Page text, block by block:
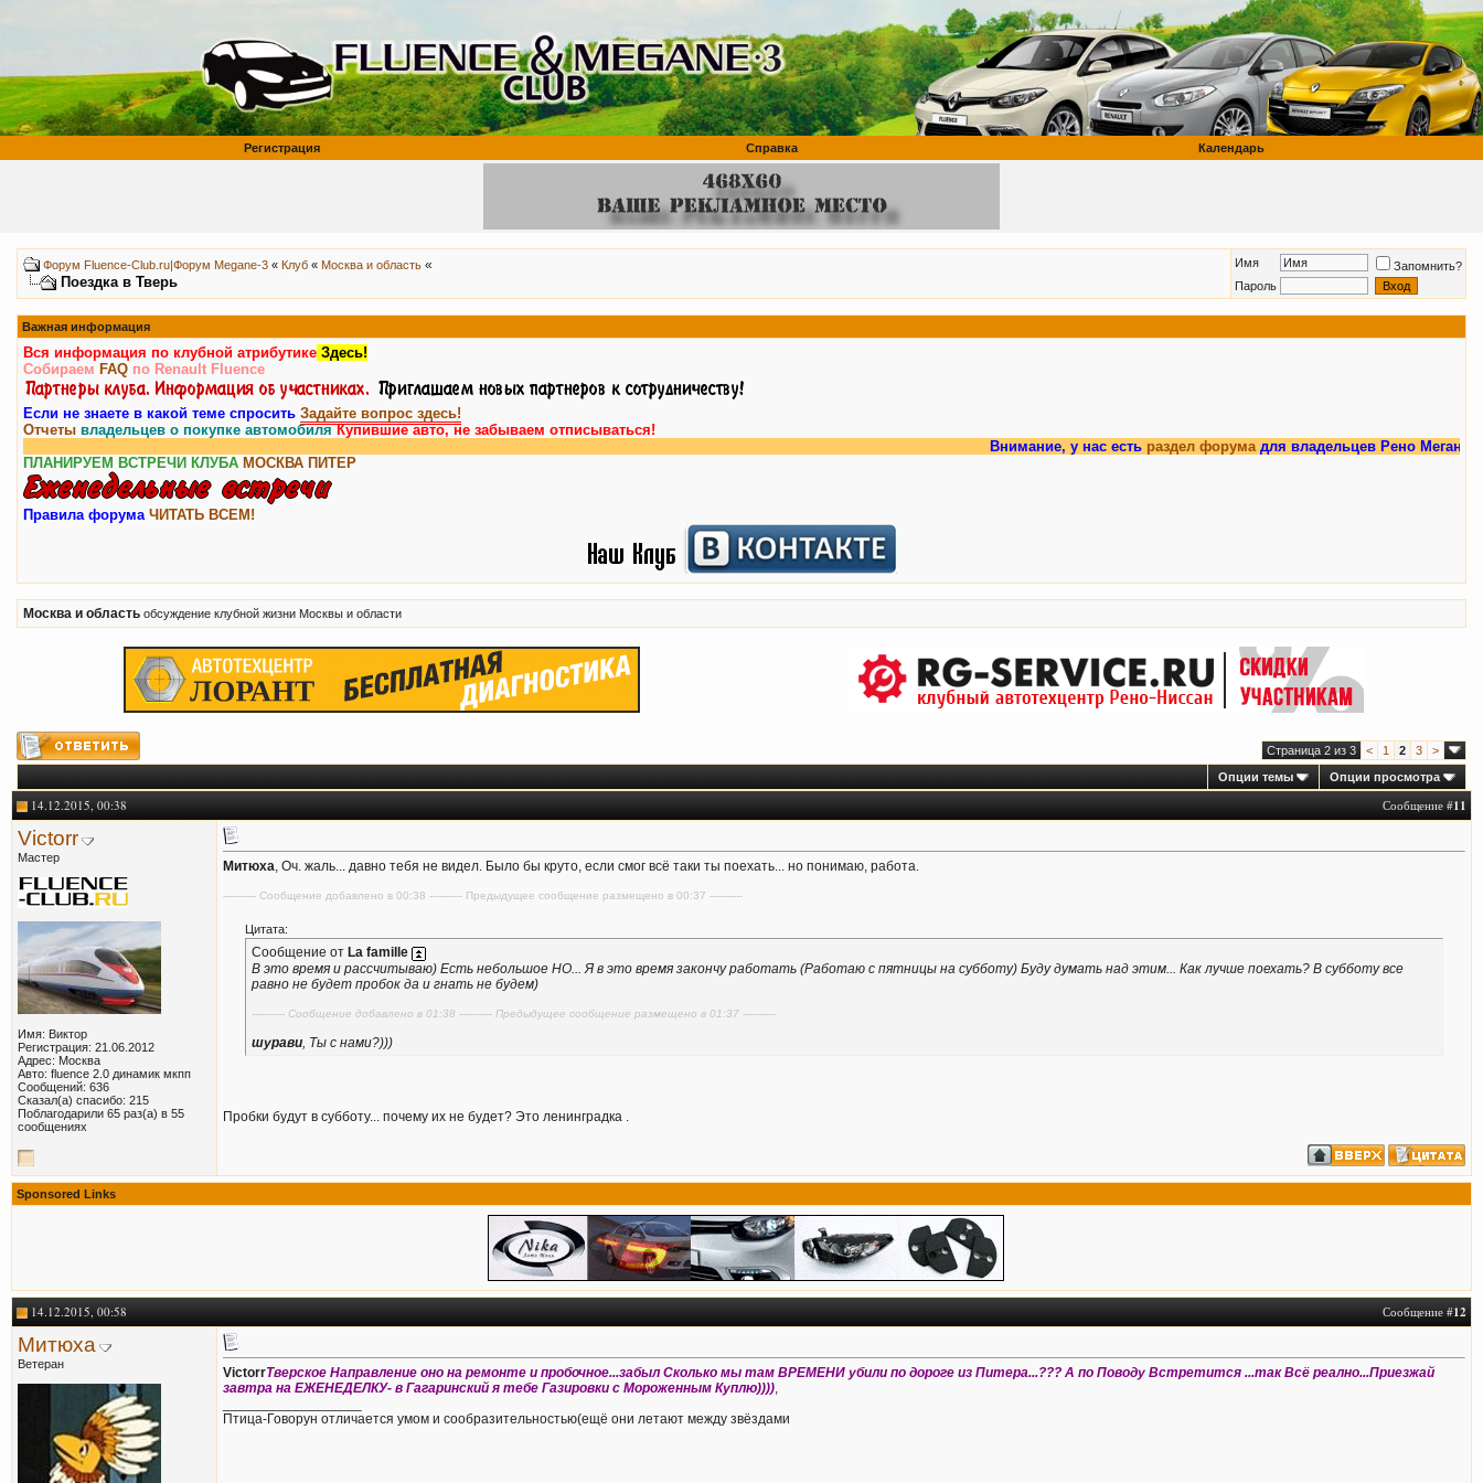
Регистрация Справка Календарь
Форум Fluence-Club.ru|Форум Megane-3 « Клуб « Москва и область «
Поездка в Тверь
Имя
Запомнить?
Пароль
Важная информация
Вся информация по клубной атрибутике Здесь!
Собираем FAQ по Renault Fluence
Если не знаете в какой теме спросить Задайте вопрос здесь!
Отчеты владельцев о покупке автомобиляКупившие авто, не забываем отписываться!
Внимание, у нас есть раздел форумадля владельцев Рено Меган 3.
ПЛАНИРУЕМ ВСТРЕЧИ КЛУБА МОСКВА ПИТЕР
Правила форума ЧИТАТЬ ВСЕМ!
Москва и область обсуждение клубной жизни Москвы и области
Страница 2 из 3 < 1 2 3
>
Опции темы
Опции просмотра
14.12.2015, 00:38 Сообщение #11
Victorr
Мастер
Имя: Виктор
Регистрация: 21.06.2012
Адрес: Москва
Авто: fluence 2.0 динамик мкпп
Сообщений: 636
Сказал(а) спасибо: 215
Поблагодарили 65 раз(а) в 55
сообщениях
Митюха, Оч. жаль... давно тебя не видел. Было бы круто, если смог всё таки ты поехать... но понимаю, работа.
---------- Сообщение добавлено в 00:38 ---------- Предыдущее сообщение размещено в 00:37 ----------
Цитата:
Сообщение от La famille
В это время и рассчитываю) Есть небольшое НО... Я в это время закончу работать (Работаю с пятницы на субботу) Буду думать над этим... Как лучше поехать? В субботу все
равно не будет пробок да и гнать не будем)
---------- Сообщение добавлено в 01:38 ---------- Предыдущее сообщение размещено в 01:37 ----------
шурави , Ты с нами?)))
Пробки будут в субботу... почему их не будет? Это ленинградка .
Sponsored Links
14.12.2015, 00:58 Сообщение #12
Митюха
Ветеран
VictorrТверское Направление оно на ремонте и пробочное...забыл Сколько мы там ВРЕМЕНИ убили по дороге из Питера...??? А по Поводу Встретится ...так Всё реално...Приезжай
завтра на ЕЖЕНЕДЕЛКУ- в Гагаринский я тебе Газировки с Мороженным Куплю)))),
Птица-Говорун отличается умом и сообразительностью(ещё они летают между звёздами